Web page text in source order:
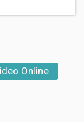
Online